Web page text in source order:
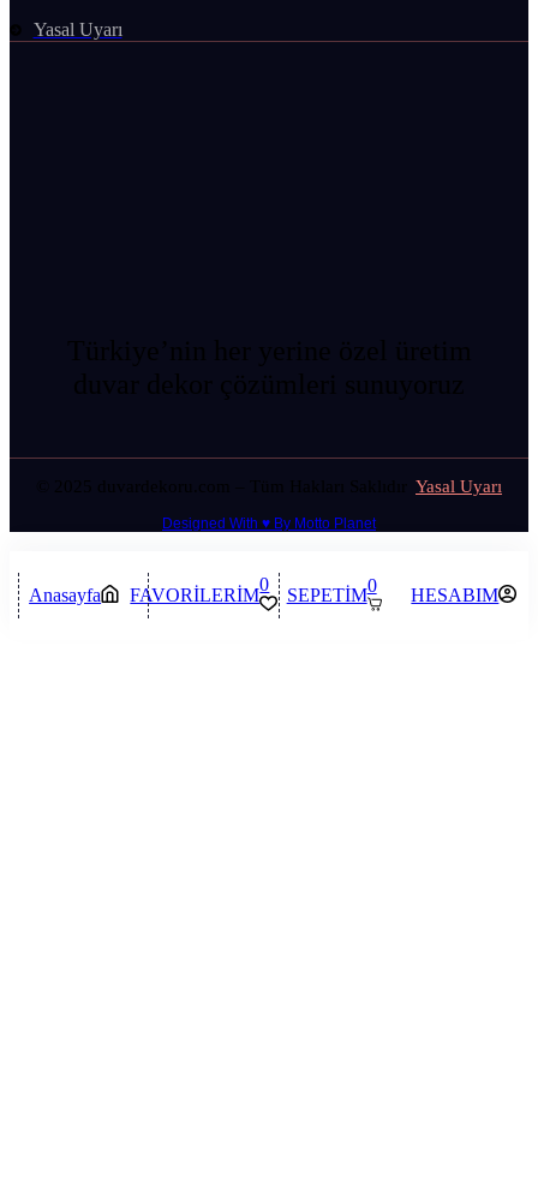
Yasal Uyarı
Türkiye’nin her yerine özel üretim
duvar dekor çözümleri sunuyoruz
© 2025 duvardekoru.com – Tüm Hakları Saklıdır Yasal Uyarı
Designed With ♥️ By Motto Planet
Anasayfa FAVORİLERİM
0
SEPETİM0 HESABIM